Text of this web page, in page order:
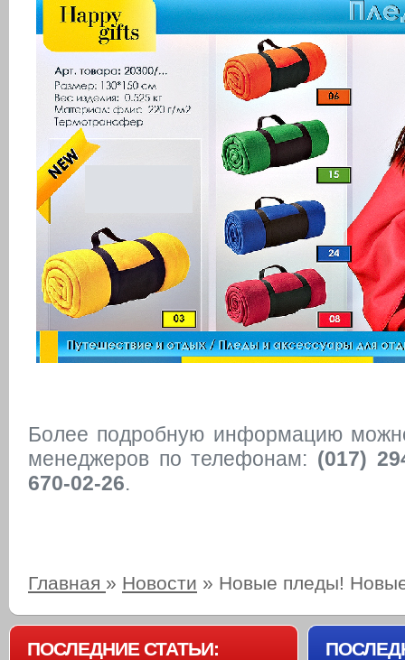
Более подробную информацию
менеджеров по телефонам: (017)
670-02-26.
Главная » Новости » Новые пледы!
ПОСЛЕДНИЕ СТАТЬИ: